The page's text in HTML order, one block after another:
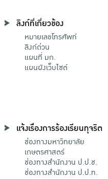
ลิงก์ที่เกี่ยวข้อง
หมายเลขโทรศัพท์
ลิงก์ด่วน
แผนที่ มก.
แผนผังเว็บไซต์
แจ้งเรื่องการร้องเรียนทุจริต
ช่องทางมหาวิทยาลัย
เกษตรศาสตร์
ช่องทางสำนักงาน ป.ป.ช.
ช่องทางสำนักงาน ป.ป.ท.